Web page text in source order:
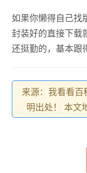
如果你懒得自己找
封装好的直接下载
还挺勤的，基本跟
来源：我看看百
明出处！ 本文